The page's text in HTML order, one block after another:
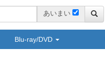
あいまい
Blu-ray/DVD